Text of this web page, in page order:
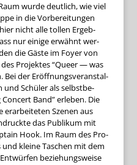
wurde deut­lich, wie viel
in die Vor­be­rei­tun­gen
nicht alle tol­len Ergeb­
nur einige erwähnt wer­
die Gäste im Foyer von
Pro­jek­tes “Queer — was
Bei der Eröff­nungs­ver­an­stal­
Schü­ler als selbst­be­
Band” erle­ben. Die
Sze­nen aus
das Publi­kum mit
Hook. Im Raum des Pro­
und kleine Taschen mit dem
bezie­hungs­weise